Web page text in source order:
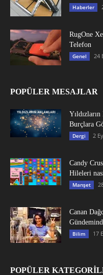
Haberler
RugOne
Telefon
Genel 24
POPÜLER MESAJLAR
Burçlara
Dergi 2
Candy
Hileleri
Manşet
Canan
Bilim 17
POPÜLER